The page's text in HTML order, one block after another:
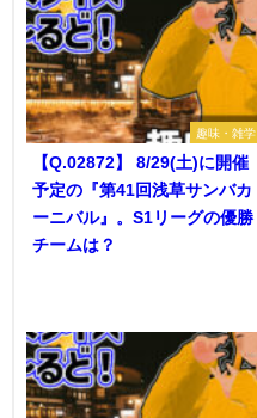
趣味・雑学
【Q.02872】 8/29(土)に開催
予定の『第41回浅草サンバカ
ーニバル』。S1リーグの優勝
チームは？